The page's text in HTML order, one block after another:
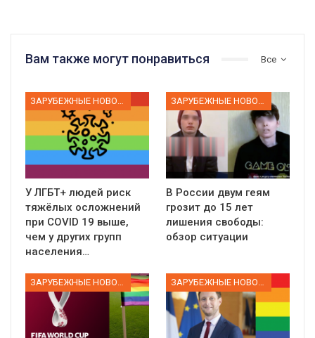
Все
Вам также могут понравиться
У ЛГБТ+ людей риск
тяжёлых осложнений
при COVID 19 выше,
чем у других групп
населения…
В России двум геям
грозит до 15 лет
лишения свободы:
обзор ситуации
ЗАРУБЕЖНЫЕ НОВОСТИ ЗАРУБЕЖНЫЕ НОВОСТИ